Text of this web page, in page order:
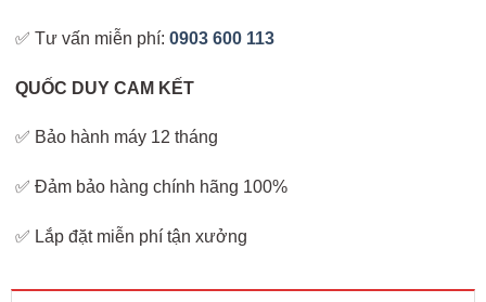
✅ Tư vấn miễn phí:0903 600 113
QUỐC DUY CAM KẾT
✅ Bảo hành máy 12 tháng
✅ Đảm bảo hàng chính hãng 100%
✅ Lắp đặt miễn phí tận xưởng